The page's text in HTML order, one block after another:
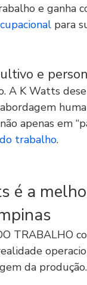
e ganha
para
e
A K Watts
apenas em
trabalho.
é a
TRABALHO
da produção.